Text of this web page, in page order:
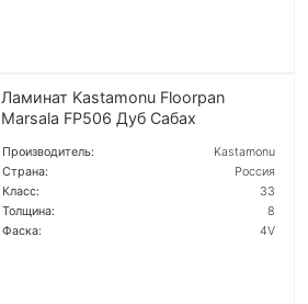
Ламинат Kastamonu Floorpan
Marsala FP506 Дуб Сабах
Производитель:
Kastamonu
Страна:
Россия
Класс:
33
Толщина:
8
Фаска:
4V